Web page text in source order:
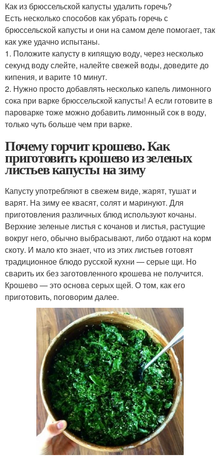
Как из брюссельской капусты удалить горечь?
Есть несколько способов как убрать горечь с
брюссельской капусты и они на самом деле помогает, так
как уже удачно испытаны.
1. Положите капусту в кипящую воду, через несколько
секунд воду слейте, налейте свежей воды, доведите до
кипения, и варите 10 минут.
2. Нужно просто добавлять несколько капель лимонного
сока при варке брюссельской капусты! А если готовите в
пароварке тоже можно добавить лимонный сок в воду,
только чуть больше чем при варке.
Почему горчит крошево. Как
приготовить крошево из зеленых
листьев капусты на зиму
Капусту употребляют в свежем виде, жарят, тушат и
варят. На зиму ее квасят, солят и маринуют. Для
приготовления различных блюд используют кочаны.
Верхние зеленые листья с кочанов и листья, растущие
вокруг него, обычно выбрасывают, либо отдают на корм
скоту. И мало кто знает, что из этих листьев готовят
традиционное блюдо русской кухни — серые щи. Но
сварить их без заготовленного крошева не получится.
Крошево — это основа серых щей. О том, как его
приготовить, поговорим далее.